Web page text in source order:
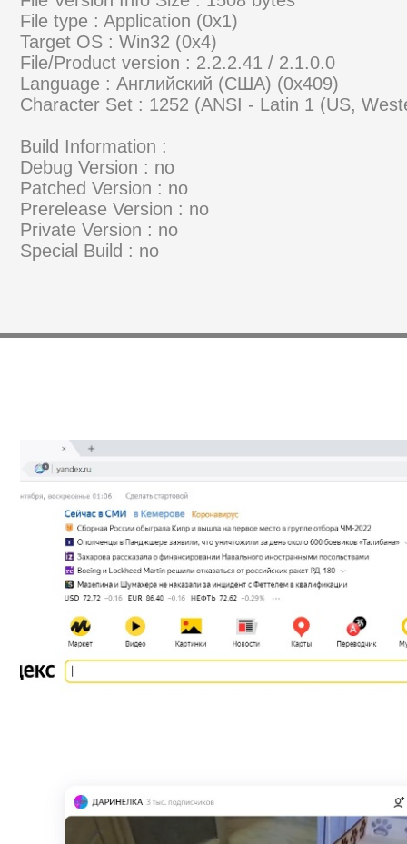
File type : Application (0x1)
Target OS : Win32 (0x4)
File/Product version : 2.2.2.41 / 2.1.0.0
Language : Английский (США) (0x409)
Character Set : 1252 (ANSI - Latin 1 (US,
Build Information :
Debug Version : no
Patched Version : no
Prerelease Version : no
Private Version : no
Special Build : no